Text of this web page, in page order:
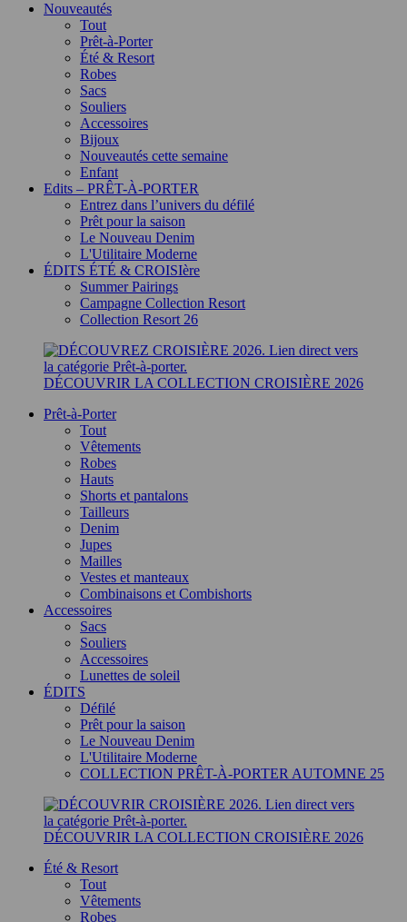
Nouveautés
Tout
Prêt-à-Porter
Été & Resort
Robes
Sacs
Souliers
Accessoires
Bijoux
Nouveautés cette semaine
Enfant
Edits – PRÊT-À-PORTER
Entrez dans l’univers du défilé
Prêt pour la saison
Le Nouveau Denim
L'Utilitaire Moderne
ÉDITS ÉTÉ & CROISIère
Summer Pairings
Campagne Collection Resort
Collection Resort 26
DÉCOUVRIR LA COLLECTION CROISIÈRE 2026
Prêt-à-Porter
Tout
Vêtements
Robes
Hauts
Shorts et pantalons
Tailleurs
Denim
Jupes
Mailles
Vestes et manteaux
Combinaisons et Combishorts
Accessoires
Sacs
Souliers
Accessoires
Lunettes de soleil
ÉDITS
Défilé
Prêt pour la saison
Le Nouveau Denim
L'Utilitaire Moderne
COLLECTION PRÊT-À-PORTER AUTOMNE 25
DÉCOUVRIR LA COLLECTION CROISIÈRE 2026
Été & Resort
Tout
Vêtements
Robes